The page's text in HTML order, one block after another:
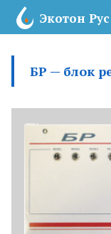
Экотон Рус
БР — блок